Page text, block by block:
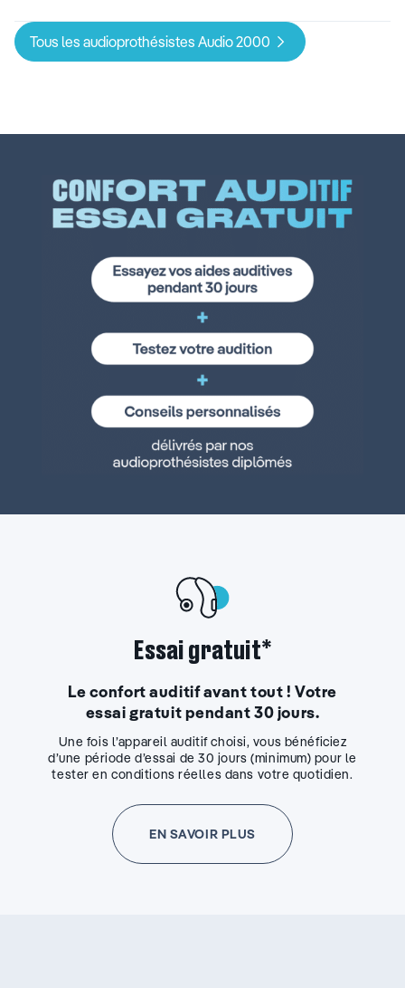
Tous les audioprothésistes Audio 2000
Essai gratuit*
Le confort auditif avant tout ! Votre
essai gratuit pendant 30 jours.
Une fois l’appareil auditif choisi, vous bénéficiez
d’une période d’essai de 30 jours (minimum) pour le
tester en conditions réelles dans votre quotidien.
EN SAVOIR PLUS